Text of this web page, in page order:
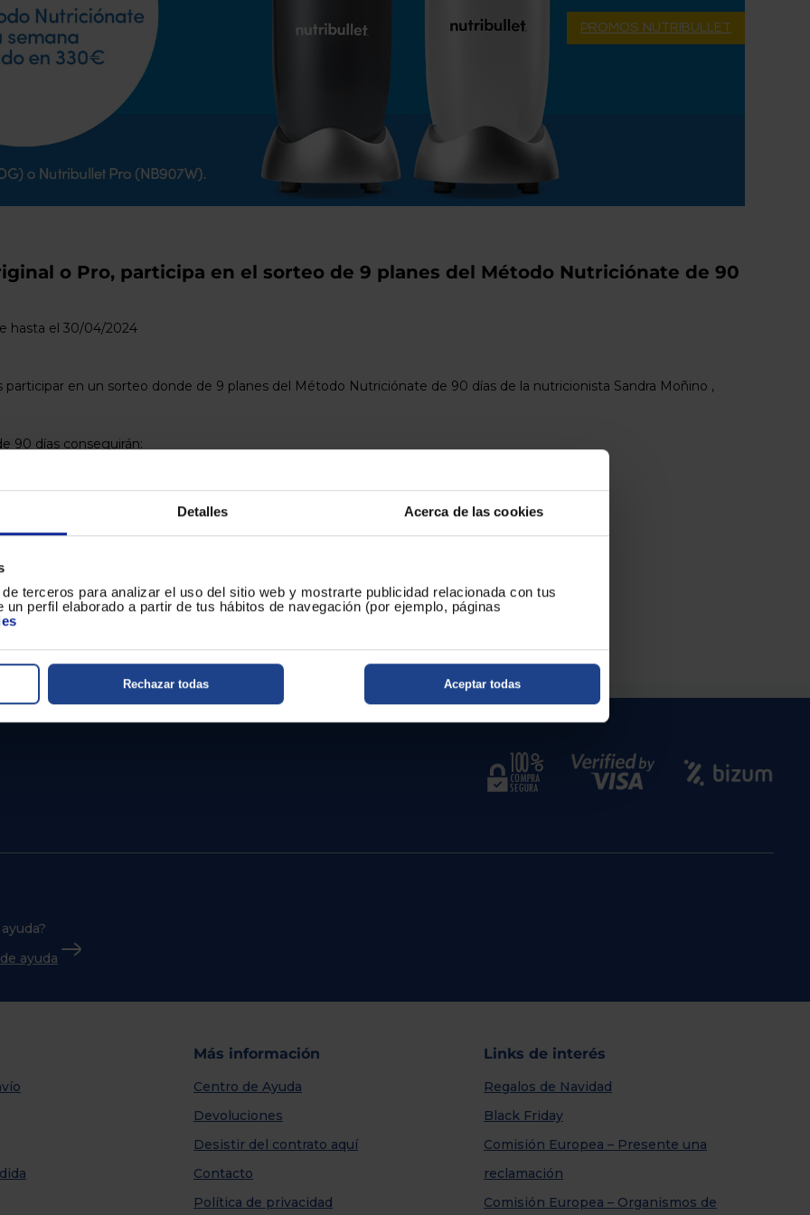
Detalles Acerca de las cookies
terceros para analizar el uso del sitio web y mostrarte publicidad relacionada con tus
un perfil elaborado a partir de tus hábitos de navegación (por ejemplo, páginas
Rechazar todas Aceptar todas
dispositivos
tocar
PROMOS NUTRIBULLET
o Pro, participa en el sorteo de 9 planes del Método Nutriciónate de 90
hasta el 30/04/2024
en un sorteo donde de 9 planes del Método Nutriciónate de 90 días de la nutricionista Sandra Moñino ,
90 días conseguirán:
saludable y perder peso
por correo electrónico
ayuda
Más información
Centro de Ayuda
Devoluciones
Desistir del contrato aquí
Contacto
Política de privacidad
Links de interés
Regalos de Navidad
Black Friday
Comisión Europea – Presente una
reclamación
Comisión Europea – Organismos de